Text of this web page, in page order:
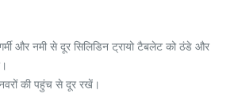
गर्मी और नमी से दूर सिलिडिन ट्रायो टैबलेट को ठंडे और
की पहुंच से दूर रखें।